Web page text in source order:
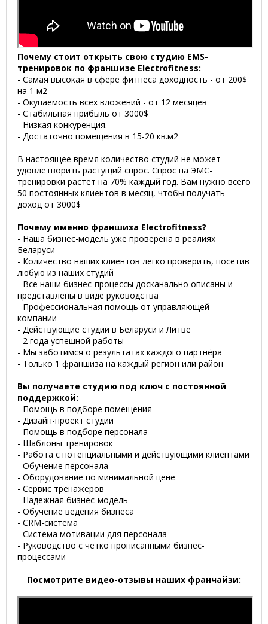
Почему стоит открыть свою студию EMS-
тренировок по франшизе Electrofitness:
- Самая высокая в сфере фитнеса доходность - от 200$
на 1 м2
- Окупаемость всех вложений - от 12 месяцев
- Стабильная прибыль от 3000$
- Низкая конкуренция.
- Достаточно помещения в 15-20 кв.м2
В настоящее время количество студий не может
удовлетворить растущий спрос. Спрос на ЭМС-
тренировки растет на 70% каждый год. Вам нужно всего
50 постоянных клиентов в месяц, чтобы получать
доход от 3000$
Почему именно франшиза Electrofitness?
- Наша бизнес-модель уже проверена в реалиях
Беларуси
- Количество наших клиентов легко проверить, посетив
любую из наших студий
- Все наши бизнес-процессы досканально описаны и
представлены в виде руководства
- Профессиональная помощь от управляющей
компании
- Действующие студии в Беларуси и Литве
- 2 года успешной работы
- Мы заботимся о результатах каждого партнёра
- Только 1 франшиза на каждый регион или район
Вы получаете студию под ключ с постоянной
поддержкой:
- Помощь в подборе помещения
- Дизайн-проект студии
- Помощь в подборе персонала
- Шаблоны тренировок
- Работа с потенциальными и действующими клиентами
- Обучение персонала
- Оборудование по минимальной цене
- Сервис тренажёров
- Надежная бизнес-модель
- Обучение ведения бизнеса
- CRM-система
- Система мотивации для персонала
- Руководство с четко прописанными бизнес-
процессами
Посмотрите видео-отзывы наших франчайзи: